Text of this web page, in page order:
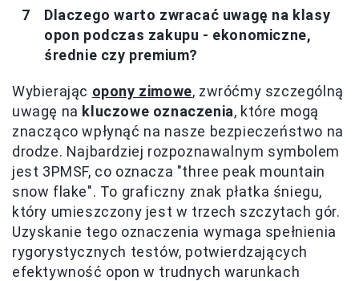
Dlaczego warto zwracać uwagę na klasy
opon podczas zakupu - ekonomiczne,
średnie czy premium?
Wybierając opony zimowe, zwróćmy szczególną
uwagę na kluczowe oznaczenia, które mogą
znacząco wpłynąć na nasze bezpieczeństwo na
drodze. Najbardziej rozpoznawalnym symbolem
jest 3PMSF, co oznacza "three peak mountain
snow flake". To graficzny znak płatka śniegu,
który umieszczony jest w trzech szczytach gór.
Uzyskanie tego oznaczenia wymaga spełnienia
rygorystycznych testów, potwierdzających
efektywność opon w trudnych warunkach